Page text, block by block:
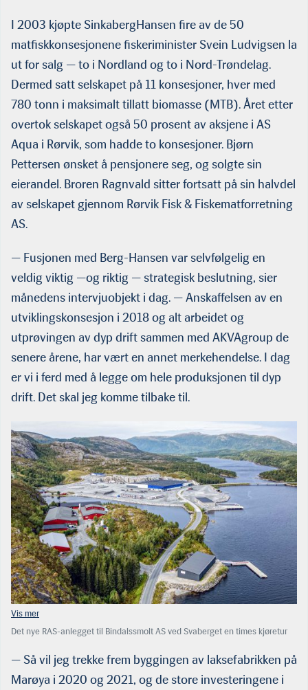
I 2003 kjøpte SinkabergHansen fire av de 50
matfiskkonsesjonene fiskeriminister Svein Ludvigsen la
ut for salg — to i Nordland og to i Nord-Trøndelag.
Dermed satt selskapet på 11 konsesjoner, hver med
780 tonn i maksimalt tillatt biomasse (MTB). Året etter
overtok selskapet også 50 prosent av aksjene i AS
Aqua i Rørvik, som hadde to konsesjoner. Bjørn
Pettersen ønsket å pensjonere seg, og solgte sin
eierandel. Broren Ragnvald sitter fortsatt på sin halvdel
av selskapet gjennom Rørvik Fisk & Fiskematforretning
AS.
— Fusjonen med Berg-Hansen var selvfølgelig en
veldig viktig —og riktig — strategisk beslutning, sier
månedens intervjuobjekt i dag. — Anskaffelsen av en
utviklingskonsesjon i 2018 og alt arbeidet og
utprøvingen av dyp drift sammen med AKVAgroup de
senere årene, har vært en annet merkehendelse. I dag
er vi i ferd med å legge om hele produksjonen til dyp
drift. Det skal jeg komme tilbake til.
Det nye RAS-anlegget til Bindalssmolt AS ved Svaberget en times kjøretur
oppgradert og fremdeles i bruk. (Foto: Tom Lysø/Sinkaberg)
— Så vil jeg trekke frem byggingen av laksefabrikken på
Marøya i 2020 og 2021, og de store investeringene i